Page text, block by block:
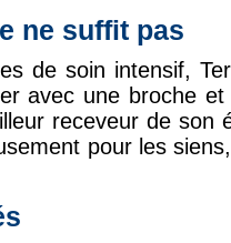
ne suffit pas
de soin intensif,
avec une broche
receveur de son
pour les